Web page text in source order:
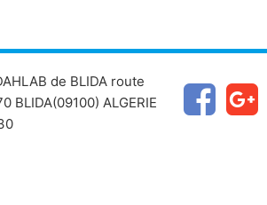
de BLIDA route
BLIDA(09100) ALGERIE